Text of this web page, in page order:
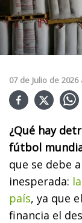
07 de Julio de 2026
¿Qué hay
fútbol
que se debe
inesperada:
país, ya que
financia el